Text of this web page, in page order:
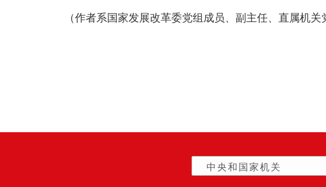
（作者系国家发展改革委党组成员、副主任、直属机关
中央和国家机关